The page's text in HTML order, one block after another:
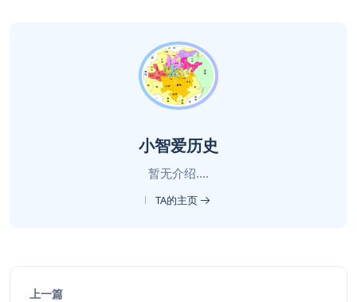
小智爱历史
暂无介绍....
TA的主页
上一篇